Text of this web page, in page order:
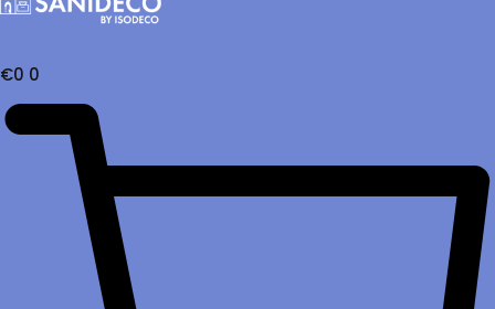
€0 0